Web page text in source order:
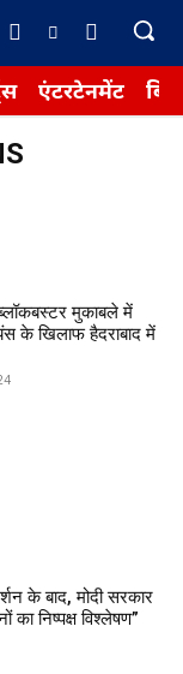
एंटरटेनमेंट
मुकाबले में
के खिलाफ हैदराबाद में
के बाद, मोदी सरकार
निष्पक्ष विश्लेषण”